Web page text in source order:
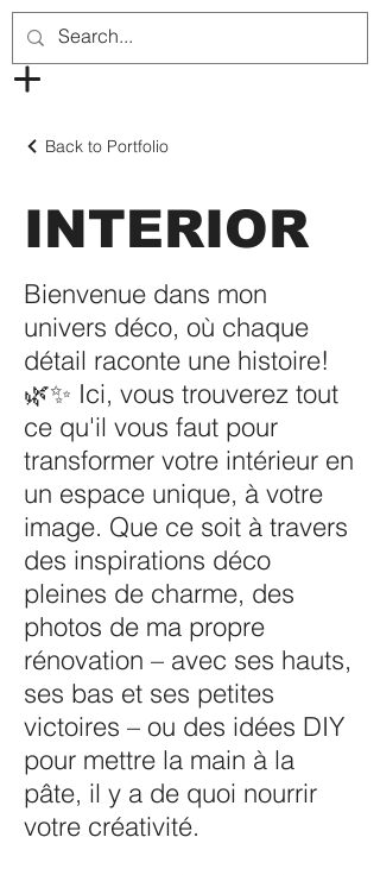
Back to Portfolio
INTERIOR
Bienvenue dans mon
univers déco, où chaque
détail raconte une histoire!
🌿✨ Ici, vous trouverez tout
ce qu'il vous faut pour
transformer votre intérieur en
un espace unique, à votre
image. Que ce soit à travers
des inspirations déco
pleines de charme, des
photos de ma propre
rénovation – avec ses hauts,
ses bas et ses petites
victoires – ou des idées DIY
pour mettre la main à la
pâte, il y a de quoi nourrir
votre créativité.